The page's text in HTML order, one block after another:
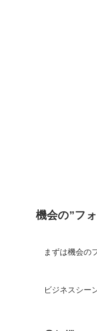
機会の”フ
まずは機会の
ビジネスシー